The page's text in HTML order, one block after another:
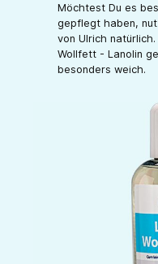
Möchtest Du es
gepflegt haben,
von Ulrich
Wollfett - Lanolin
besonders weich.